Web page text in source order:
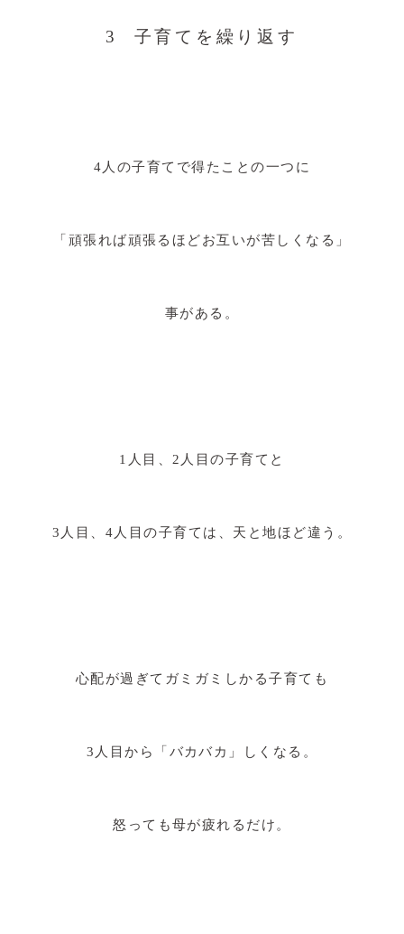
3 子育てを繰り返す
4人の子育てで得たことの一つに
「頑張れば頑張るほどお互いが苦しくなる」
事がある。
1人目、2人目の子育てと
3人目、4人目の子育ては、天と地ほど違う。
心配が過ぎてガミガミしかる子育ても
3人目から「バカバカ」しくなる。
怒っても母が疲れるだけ。